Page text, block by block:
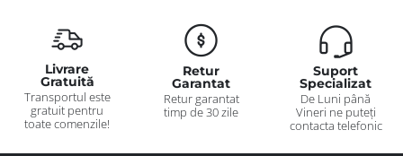
Livrare
Gratuită
Transportul este
gratuit pentru
toate comenzile!
Retur
Garantat
Retur garantat
timp de 30 zile
Suport
Specializat
De Luni până
Vineri ne puteți
contacta telefonic